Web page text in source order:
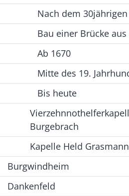
Nach dem
Bau einer Brücke aus
Ab 1670
Mitte des 19.
Bis heute
Burgebrach
Kapelle Held
Burgwindheim
Dankenfeld